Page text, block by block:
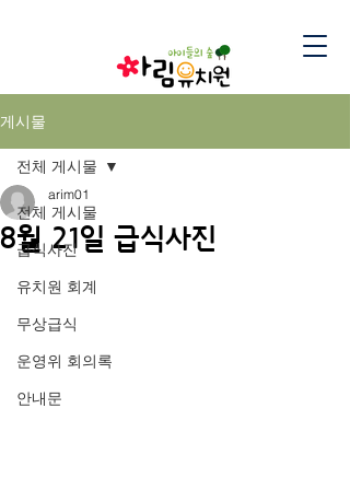
게시물
전체 게시물
급식사진
유치원 회계
무상급식
운영위 회의록
안내문
전체 게시물
8월 21일 급식사진
arim01